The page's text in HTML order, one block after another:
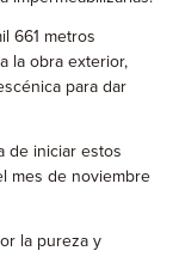
661 metros
la obra exterior,
para dar
de iniciar estos
mes de noviembre
la pureza y